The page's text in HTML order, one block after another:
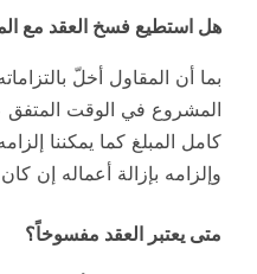
هل استطيع فسخ العقد مع
بما أن المقاول أخلّ
المشروع في الوقت المتفق
كامل المبلغ كما يمكننا
وإلزامه بإزالة أعماله إن
متى يعتبر العقد مفسوخاً؟